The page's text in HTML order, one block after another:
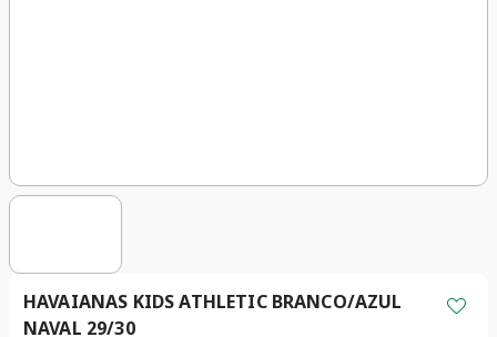
HAVAIANAS KIDS ATHLETIC BRANCO/AZUL
NAVAL 29/30